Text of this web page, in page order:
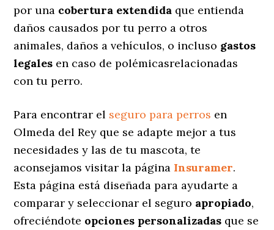
por una cobertura extendida que entienda
daños causados por tu perro a otros
animales, daños a vehículos, o incluso gastos
legales en caso de polémicasrelacionadas
con tu perro.
Para encontrar el seguro para perros en
Olmeda del Rey que se adapte mejor a tus
necesidades y las de tu mascota, te
aconsejamos visitar la página Insuramer.
Esta página está diseñada para ayudarte a
comparar y seleccionar el seguro apropiado,
ofreciéndote opciones personalizadas que se